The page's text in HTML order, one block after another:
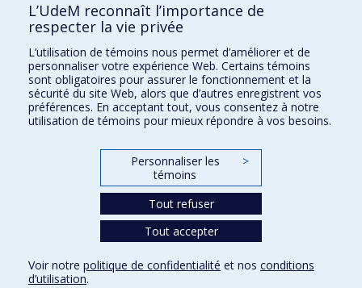
Kinésiologie et des sciences de l’activité physique
Orthophonie et audiologie
Réadaptation
Directions
DPC
CPASS
L’UdeM reconnaît l’importance de
respecter la vie privée
L’utilisation de témoins nous permet d’améliorer et de
personnaliser votre expérience Web. Certains témoins
sont obligatoires pour assurer le fonctionnement et la
sécurité du site Web, alors que d’autres enregistrent vos
préférences. En acceptant tout, vous consentez à notre
utilisation de témoins pour mieux répondre à vos besoins.
Personnaliser les
témoins
>
Tout refuser
Tout accepter
Voir notre politique de confidentialité et nos conditions
d’utilisation.